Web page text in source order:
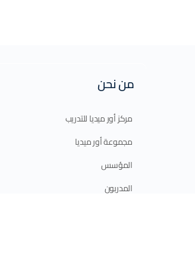
من نحن
مركز أور ميديا للتدريب
مجموعة أور ميديا
المؤسس
المدربون